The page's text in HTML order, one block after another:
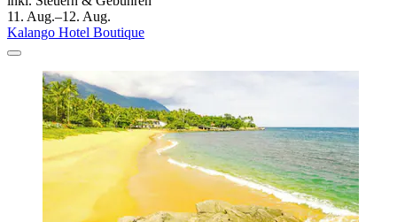
11. Aug.–12. Aug.
Kalango Hotel Boutique